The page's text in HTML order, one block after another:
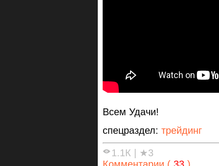
Всем Удачи!
спецраздел: трейдинг
1.1К | ★3